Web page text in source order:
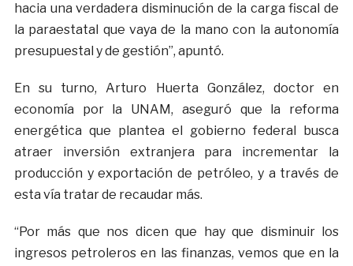
hacia una verdadera disminución de la carga fiscal de
la paraestatal que vaya de la mano con la autonomía
presupuestal y de gestión”, apuntó.
En su turno, Arturo Huerta González, doctor en
economía por la UNAM, aseguró que la reforma
energética que plantea el gobierno federal busca
atraer inversión extranjera para incrementar la
producción y exportación de petróleo, y a través de
esta vía tratar de recaudar más.
“Por más que nos dicen que hay que disminuir los
ingresos petroleros en las finanzas, vemos que en la